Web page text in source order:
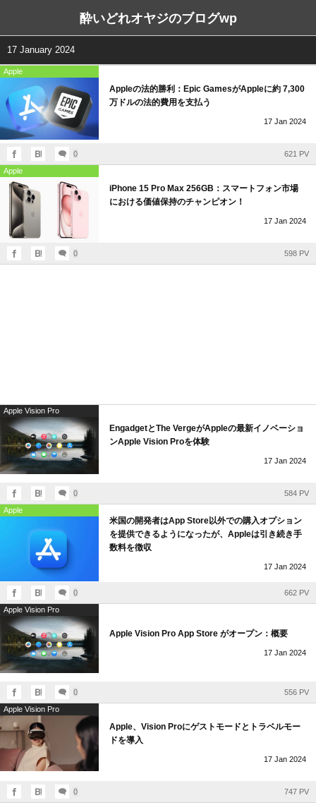
酔いどれオヤジのブログwp
17 January 2024
Apple
Appleの法的勝利：Epic GamesがAppleに約 7,300
万ドルの法的費用を支払う
17 Jan 2024
0
621 PV
Apple
iPhone 15 Pro Max 256GB：スマートフォン市場
における価値保持のチャンピオン！
17 Jan 2024
0 598 PV
Apple Vision Pro
EngadgetとThe VergeがAppleの最新イノベーショ
ンApple Vision Proを体験
17 Jan 2024
0
584 PV
Apple
米国の開発者はApp Store以外での購入オプション
を提供できるようになったが、Appleは引き続き手
数料を徴収
17 Jan 2024
0
662 PV
Apple Vision Pro
Apple Vision Pro App Store がオープン：概要
17 Jan 2024
0
556 PV
Apple Vision Pro
Apple、Vision Proにゲストモードとトラベルモー
ドを導入
17 Jan 2024
0 747 PV